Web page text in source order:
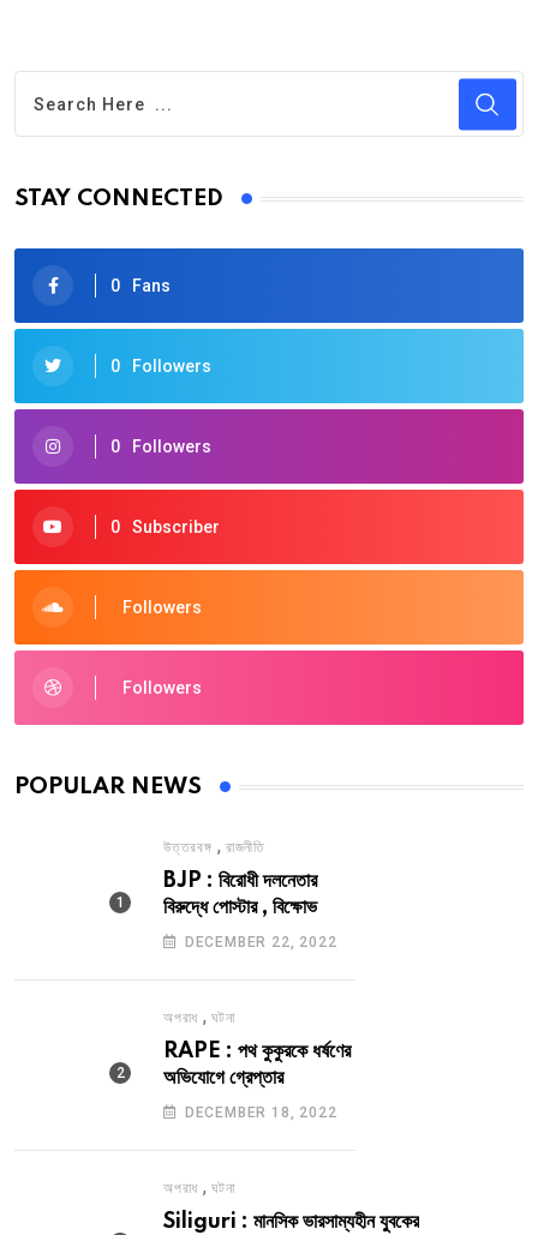
STAY CONNECTED
0 Fans
0 Followers
0 Followers
0 Subscriber
Followers
Followers
POPULAR NEWS
উত্তরবঙ্গ , রাজনীতি
BJP : বিরোধী দলনেতার
বিরুদ্ধে পোস্টার , বিক্ষোভ
DECEMBER 22, 2022
অপরাধ ,ঘটনা
RAPE : পথ কুকুরকে ধর্ষণের
অভিযোগে গ্রেপ্তার
DECEMBER 18, 2022
অপরাধ ,ঘটনা
Siliguri : মানসিক ভারসাম্যহীন যুবকের